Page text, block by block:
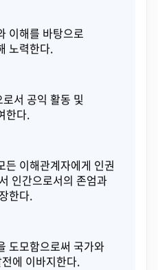
이해를 바탕으로
노력한다.
서 공익 활동 및
한다.
든 이해관계자에게 인권
인간으로서의 존엄과
한다.
도모함으로써 국가와
에 이바지한다.